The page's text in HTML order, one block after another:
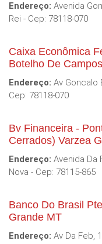
Endereço: Avenida
Rei - Cep: 78118-070
Caixa Econômica
Botelho De
Endereço: Av Goncalo
Cep: 78118-070
Bv Financeira -
Cerrados) Varzea
Endereço: Avenida Da
Nova - Cep: 78115-865
Banco Do Brasil
Grande MT
Endereço: Av Da Feb,